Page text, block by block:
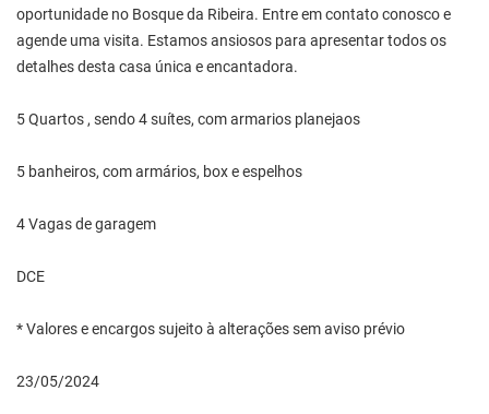
oportunidade no Bosque da Ribeira. Entre em contato conosco e
agende uma visita. Estamos ansiosos para apresentar todos os
detalhes desta casa única e encantadora.
5 Quartos , sendo 4 suítes, com armarios planejaos
5 banheiros, com armários, box e espelhos
4 Vagas de garagem
DCE
* Valores e encargos sujeito à alterações sem aviso prévio
23/05/2024